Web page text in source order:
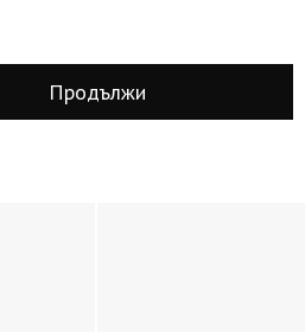
Продължи